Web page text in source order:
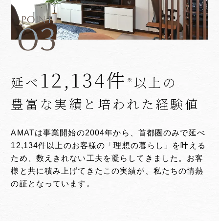
POINT
03
延べ 12,134件 ※ 以上の
豊富な実績と培われた経験値
AMATは事業開始の2004年から、首都圏のみで延べ
12,134件以上のお客様の「理想の暮らし」を叶える
ため、数えきれない工夫を凝らしてきました。お客
様と共に積み上げてきたこの実績が、私たちの情熱
の証となっています。